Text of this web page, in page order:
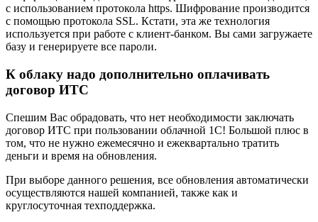
с использованием протокола https. Шифрование производится
с помощью протокола SSL. Кстати, эта же технология
используется при работе с клиент-банком. Вы сами загружаете
базу и генерируете все пароли.
К облаку надо дополнительно оплачивать
договор ИТС
Спешим Вас обрадовать, что нет необходимости заключать
договор ИТС при пользовании облачной 1С! Большой плюс в
том, что не нужно ежемесячно и ежеквартально тратить
деньги и время на обновления.
При выборе данного решения, все обновления автоматически
осуществляются нашей компанией, также как и
круглосуточная техподдержка.